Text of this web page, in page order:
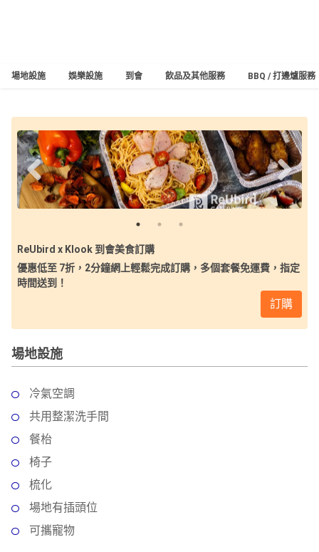
場地設施 娛樂設施 到會 飲品及其他服務 BBQ / 打邊爐服務
ReUbird x Klook 到會美食訂購
優惠低至 7折，2分鐘網上輕鬆完成訂購，多個套餐免運費，指定
時間送到！
訂購
場地設施
冷氣空調
共用整潔洗手間
餐枱
椅子
梳化
場地有插頭位
可攜寵物